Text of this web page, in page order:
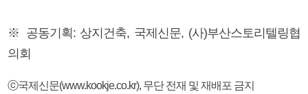
※ 공동기획: 상지건축, 국제신문, (사)부산스토리텔링협
의회
ⓒ국제신문(www.kookje.co.kr), 무단 전재 및 재배포 금지